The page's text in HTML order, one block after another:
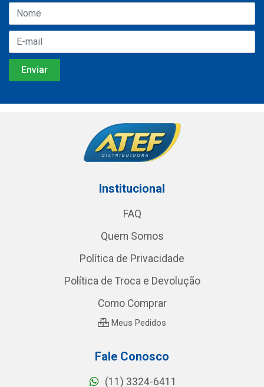
Institucional
FAQ
Quem Somos
Política de Privacidade
Política de Troca e Devolução
Como Comprar
Meus Pedidos
Fale Conosco
(11) 3324-6411